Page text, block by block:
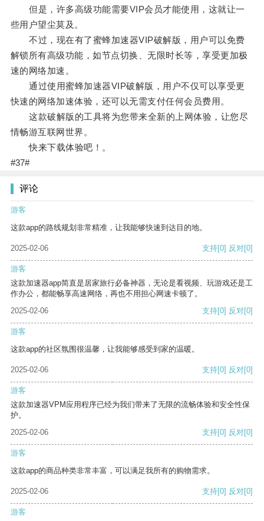
但是，许多高级功能需要VIP会员才能使用，这就让一
些用户望尘莫及。
不过，现在有了蜜蜂加速器VIP破解版，用户可以免费
解锁所有高级功能，如节点切换、无限时长等，享受更加极
速的网络加速。
通过使用蜜蜂加速器VIP破解版，用户不仅可以享受更
快速的网络加速体验，还可以无需支付任何会员费用。
这款破解版的工具将为您带来全新的上网体验，让您尽
情畅游互联网世界。
快来下载体验吧！。
#37#
评论
游客
这款app的路线规划非常精准，让我能够快速到达目的地。
2025-02-06 支持[0] 反对[0]
游客
这款加速器app简直是居家旅行必备神器，无论是看视频、玩游戏还是工
作办公，都能畅享高速网络，再也不用担心网速卡顿了。
2025-02-06
支持[0] 反对[0]
游客
这款app的社区氛围很温馨，让我能够感受到家的温暖。
2025-02-06 支持[0] 反对[0]
游客
这款加速器VPM应用程序已经为我们带来了无限的流畅体验和安全性保
护。
2025-02-06
支持[0] 反对[0]
游客
这款app的商品种类非常丰富，可以满足我所有的购物需求。
2025-02-06 支持[0] 反对[0]
游客